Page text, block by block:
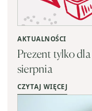
AKTUALNOŚCI
Prezent tylko
sierpnia
CZYTAJ WIĘCEJ